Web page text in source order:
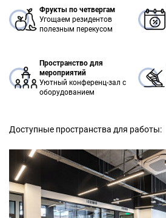
Фрукты по четвергам
Угощаем резидентов
полезным перекусом
Пространство для
мероприятий
Уютный конференц-зал с
оборудованием
Доступные пространства для работы: